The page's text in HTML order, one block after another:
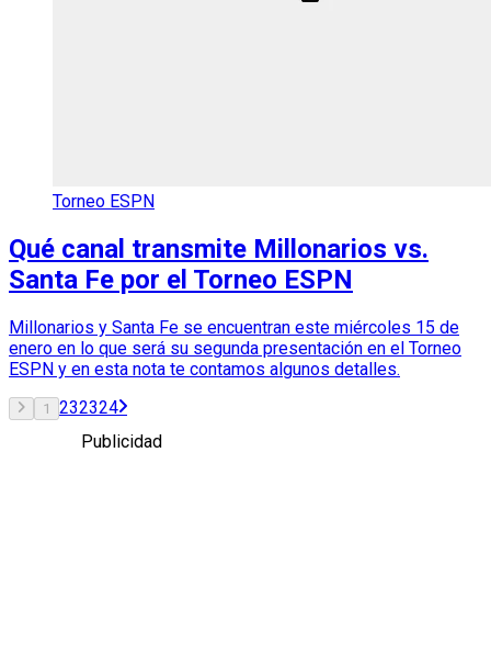
Torneo ESPN
Qué canal transmite Millonarios vs.
Santa Fe por el Torneo ESPN
Millonarios y Santa Fe se encuentran este miércoles 15 de
enero en lo que será su segunda presentación en el Torneo
ESPN y en esta nota te contamos algunos detalles.
1 232324
Publicidad